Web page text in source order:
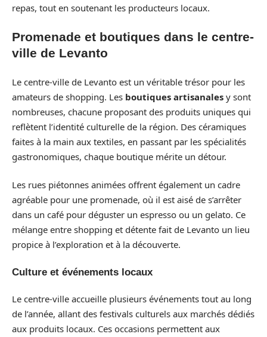
repas, tout en soutenant les producteurs locaux.
Promenade et boutiques dans le centre-
ville de Levanto
Le centre-ville de Levanto est un véritable trésor pour les
amateurs de shopping. Les boutiques artisanales y sont
nombreuses, chacune proposant des produits uniques qui
reflètent l’identité culturelle de la région. Des céramiques
faites à la main aux textiles, en passant par les spécialités
gastronomiques, chaque boutique mérite un détour.
Les rues piétonnes animées offrent également un cadre
agréable pour une promenade, où il est aisé de s’arrêter
dans un café pour déguster un espresso ou un gelato. Ce
mélange entre shopping et détente fait de Levanto un lieu
propice à l’exploration et à la découverte.
Culture et événements locaux
Le centre-ville accueille plusieurs événements tout au long
de l’année, allant des festivals culturels aux marchés dédiés
aux produits locaux. Ces occasions permettent aux